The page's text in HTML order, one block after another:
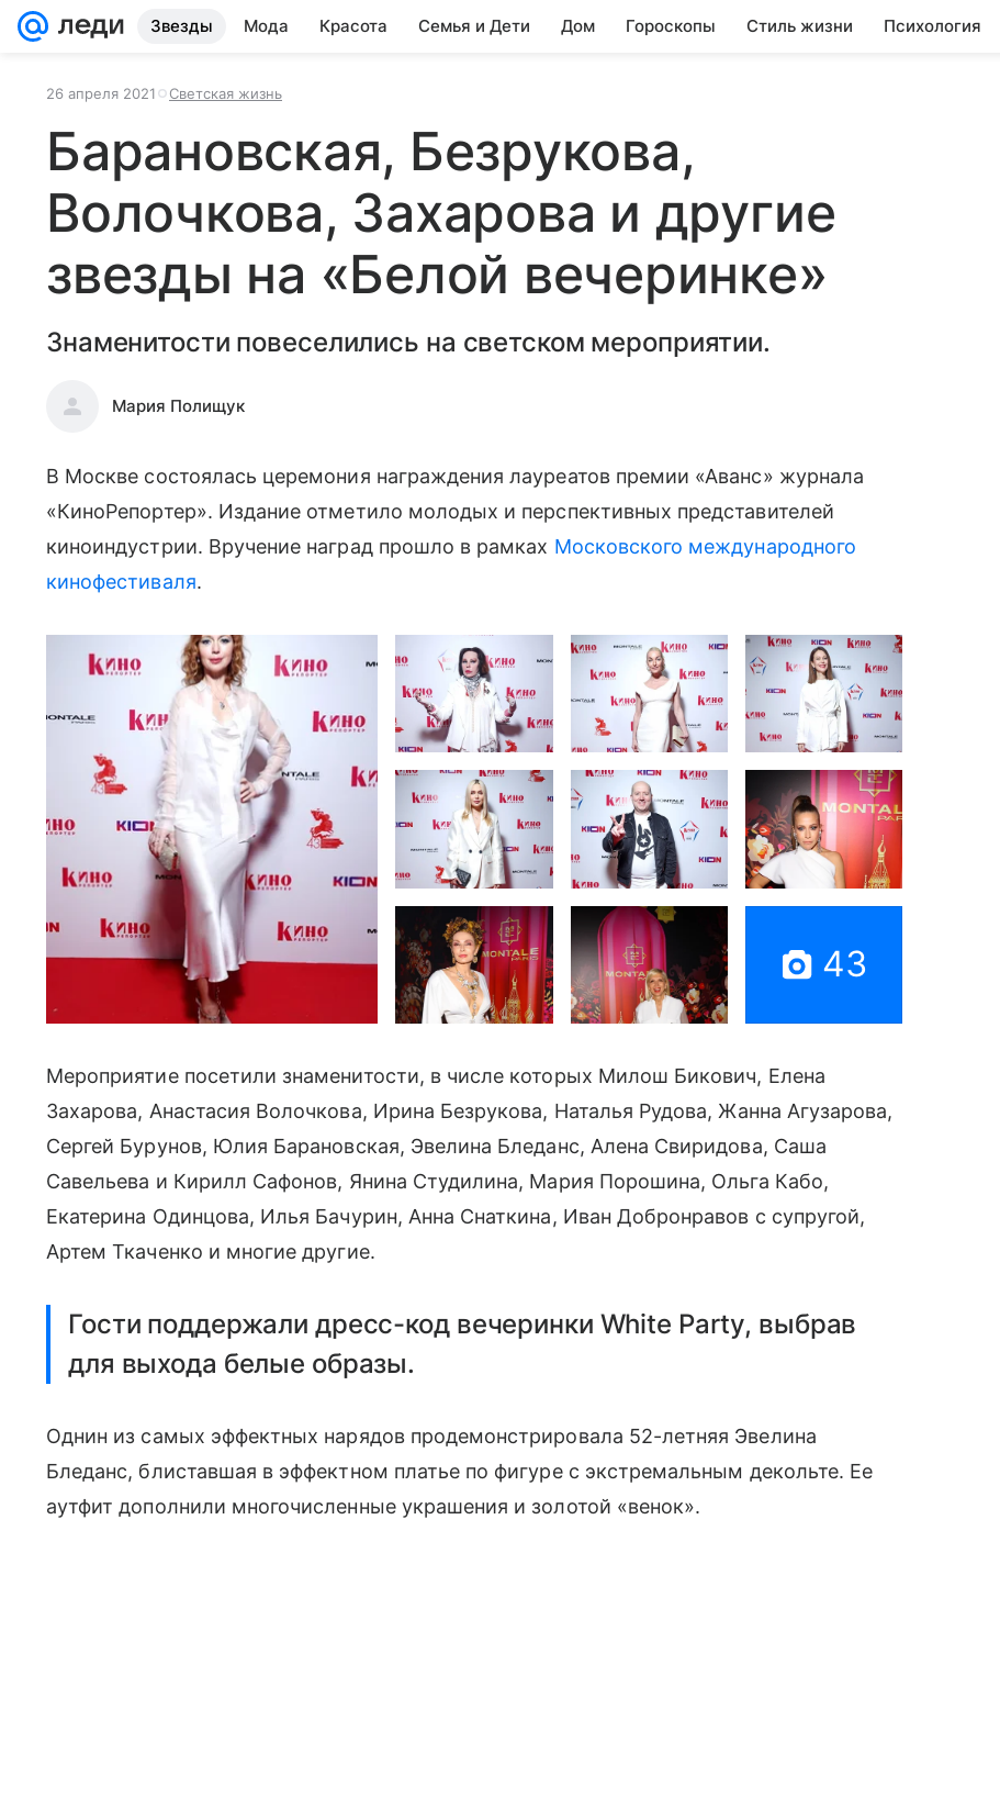
Звезды Мода Красота Семья и Дети Дом Гороскопы Стиль жизни Психология
26 апреля 2021 Светская жизнь
Барановская, Безрукова,
Волочкова, Захарова и другие
звезды на «Белой вечеринке»
Знаменитости повеселились на светском мероприятии.
Мария Полищук
В Москве состоялась церемония награждения лауреатов премии «Аванс» журнала
«КиноРепортер». Издание отметило молодых и перспективных представителей
киноиндустрии. Вручение наград прошло в рамках Московского международного
кинофестиваля.
43
Мероприятие посетили знаменитости, в числе которых Милош Бикович, Елена
Захарова, Анастасия Волочкова, Ирина Безрукова, Наталья Рудова, Жанна Агузарова,
Сергей Бурунов, Юлия Барановская, Эвелина Бледанс, Алена Свиридова, Саша
Савельева и Кирилл Сафонов, Янина Студилина, Мария Порошина, Ольга Кабо,
Екатерина Одинцова, Илья Бачурин, Анна Снаткина, Иван Добронравов с супругой,
Артем Ткаченко и многие другие.
Гости поддержали дресс-код вечеринки White Party, выбрав
для выхода белые образы.
Однин из самых эффектных нарядов продемонстрировала 52-летняя Эвелина
Бледанс, блиставшая в эффектном платье по фигуре с экстремальным декольте. Ее
аутфит дополнили многочисленные украшения и золотой «венок».